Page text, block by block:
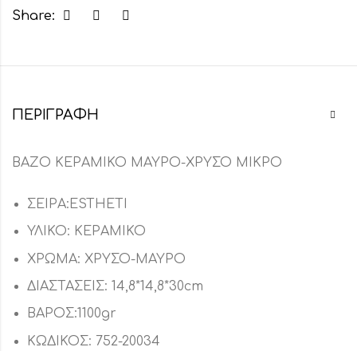
Share:
ΠΕΡΙΓΡΑΦΉ
ΒΑΖΟ ΚΕΡΑΜΙΚΟ ΜΑΥΡΟ-ΧΡΥΣΟ ΜΙΚΡΟ
ΣΕΙΡΑ:ESTHETI
ΥΛΙΚΟ: ΚΕΡΑΜΙΚΟ
ΧΡΩΜΑ: ΧΡΥΣΟ-ΜΑΥΡΟ
ΔΙΑΣΤΑΣΕΙΣ: 14,8*14,8*30cm
ΒΑΡΟΣ:1100gr
ΚΩΔΙΚΟΣ: 752-20034